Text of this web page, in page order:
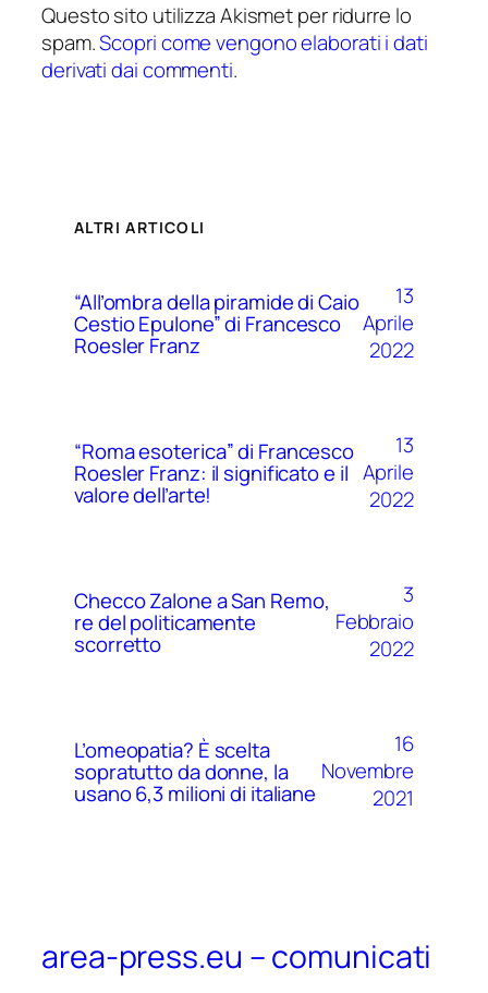
Questo sito utilizza Akismet per ridurre lo
spam.Scopri come vengono elaborati i dati
derivati dai commenti.
ALTRI ARTICOLI
“All’ombra della piramide di Caio
Cestio Epulone” di Francesco
Roesler Franz
13
Aprile
2022
“Roma esoterica” di Francesco
Roesler Franz: il significato e il
valore dell’arte!
13
Aprile
2022
Checco Zalone a San Remo,
re del politicamente
scorretto
3
Febbraio
2022
L’omeopatia? È scelta
sopratutto da donne, la
usano 6,3 milioni di italiane
16
Novembre
2021
area-press.eu – comunicati